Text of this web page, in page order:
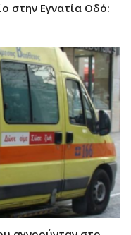
στην Εγνατία Οδό: